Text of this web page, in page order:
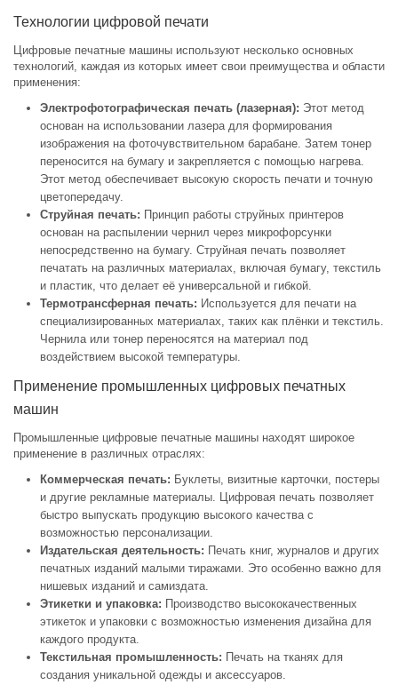
Технологии цифровой печати
Цифровые печатные машины используют несколько основных
технологий, каждая из которых имеет свои преимущества и области
применения:
Электрофотографическая печать (лазерная): Этот метод
основан на использовании лазера для формирования
изображения на фоточувствительном барабане. Затем тонер
переносится на бумагу и закрепляется с помощью нагрева.
Этот метод обеспечивает высокую скорость печати и точную
цветопередачу.
Струйная печать: Принцип работы струйных принтеров
основан на распылении чернил через микрофорсунки
непосредственно на бумагу. Струйная печать позволяет
печатать на различных материалах, включая бумагу, текстиль
и пластик, что делает её универсальной и гибкой.
Термотрансферная печать: Используется для печати на
специализированных материалах, таких как плёнки и текстиль.
Чернила или тонер переносятся на материал под
воздействием высокой температуры.
Применение промышленных цифровых печатных
машин
Промышленные цифровые печатные машины находят широкое
применение в различных отраслях:
Коммерческая печать: Буклеты, визитные карточки, постеры
и другие рекламные материалы. Цифровая печать позволяет
быстро выпускать продукцию высокого качества с
возможностью персонализации.
Издательская деятельность: Печать книг, журналов и других
печатных изданий малыми тиражами. Это особенно важно для
нишевых изданий и самиздата.
Этикетки и упаковка: Производство высококачественных
этикеток и упаковки с возможностью изменения дизайна для
каждого продукта.
Текстильная промышленность: Печать на тканях для
создания уникальной одежды и аксессуаров.